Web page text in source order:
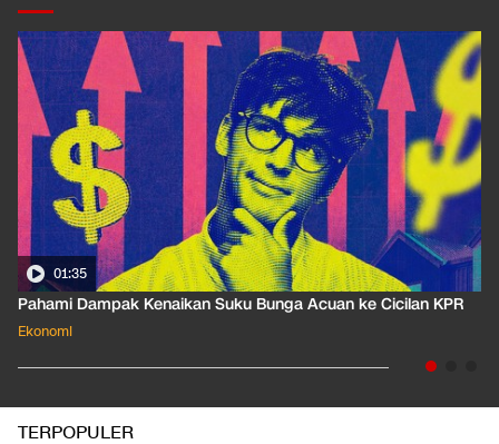
01:35
Pahami Dampak Kenaikan Suku Bunga Acuan ke Cicilan KPR
Ekonomi
TERPOPULER